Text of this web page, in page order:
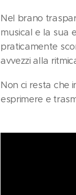
Nel brano
musical e la sua
praticamente
avvezzi alla
Non ci resta che
esprimere e